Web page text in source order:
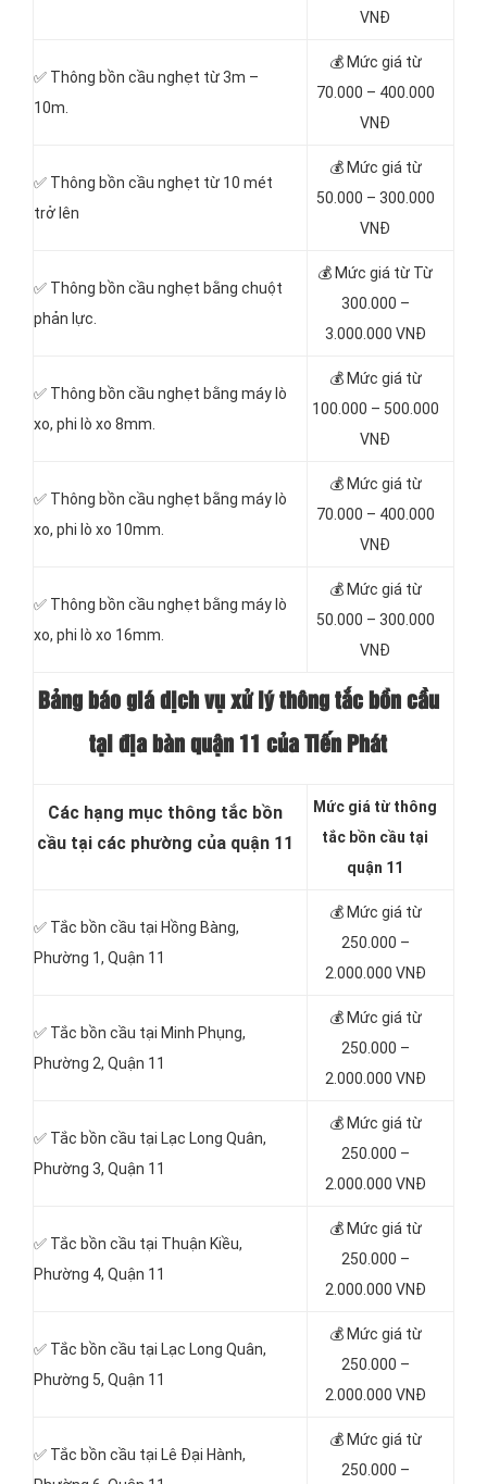
VNĐ
✅ Thông bồn cầu nghẹt từ 3m –
10m.
💰 Mức giá từ
70.000 – 400.000
VNĐ
✅ Thông bồn cầu nghẹt từ 10 mét
trở lên
💰 Mức giá từ
50.000 – 300.000
VNĐ
✅ Thông bồn cầu nghẹt bằng chuột
phản lực.
💰 Mức giá từ Từ
300.000 –
3.000.000 VNĐ
✅ Thông bồn cầu nghẹt bằng máy lò
xo, phi lò xo 8mm.
💰 Mức giá từ
100.000 – 500.000
VNĐ
✅ Thông bồn cầu nghẹt bằng máy lò
xo, phi lò xo 10mm.
💰 Mức giá từ
70.000 – 400.000
VNĐ
✅ Thông bồn cầu nghẹt bằng máy lò
xo, phi lò xo 16mm.
💰 Mức giá từ
50.000 – 300.000
VNĐ
Bảng báo giá dịch vụ xử lý thông tắc bồn cầu
tại địa bàn quận 11 của Tiến Phát
Các hạng mục thông tắc bồn
cầu tại các phường của quận 11
Mức giá từ thông
tắc bồn cầu tại
quận 11
✅ Tắc bồn cầu tại Hồng Bàng,
Phường 1, Quận 11
💰 Mức giá từ
250.000 –
2.000.000 VNĐ
✅ Tắc bồn cầu tại Minh Phụng,
Phường 2, Quận 11
💰 Mức giá từ
250.000 –
2.000.000 VNĐ
✅ Tắc bồn cầu tại Lạc Long Quân,
Phường 3, Quận 11
💰 Mức giá từ
250.000 –
2.000.000 VNĐ
✅ Tắc bồn cầu tại Thuận Kiều,
Phường 4, Quận 11
💰 Mức giá từ
250.000 –
2.000.000 VNĐ
✅ Tắc bồn cầu tại Lạc Long Quân,
Phường 5, Quận 11
💰 Mức giá từ
250.000 –
2.000.000 VNĐ
✅ Tắc bồn cầu tại Lê Đại Hành,
💰 Mức giá từ
250.000 –